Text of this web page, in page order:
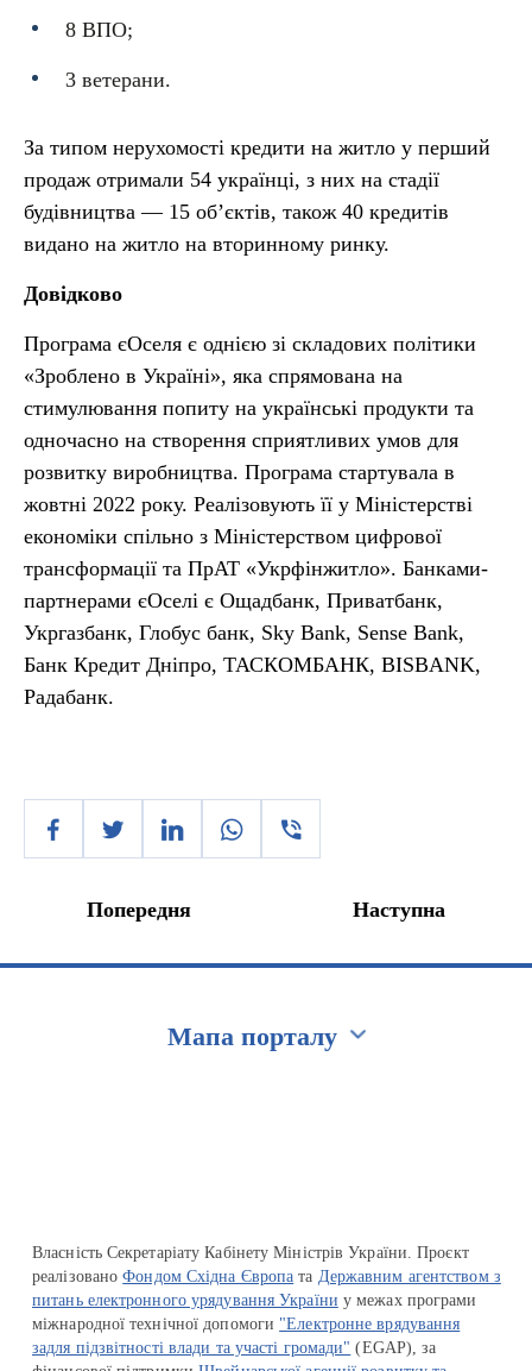
8 ВПО;
3 ветерани.
За типом нерухомості кредити на житло у перший
продаж отримали 54 українці, з них на стадії
будівництва — 15 об’єктів, також 40 кредитів
видано на житло на вторинному ринку.
Довідково
Програма єОселя є однією зі складових політики
«Зроблено в Україні», яка спрямована на
стимулювання попиту на українські продукти та
одночасно на створення сприятливих умов для
розвитку виробництва. Програма стартувала в
жовтні 2022 року. Реалізовують її у Міністерстві
економіки спільно з Міністерством цифрової
трансформації та ПрАТ «Укрфінжитло». Банками-
партнерами єОселі є Ощадбанк, Приватбанк,
Укргазбанк, Глобус банк, Sky Bank, Sense Bank,
Банк Кредит Дніпро, ТАСКОМБАНК, BISBANK,
Радабанк.
Попередня Наступна
Мапа порталу
Власність Секретаріату Кабінету Міністрів України. Проєкт
реалізованоФондом Східна Європа та Державним агентством з
питань електронного урядування України у межах програми
міжнародної технічної допомоги "Електронне врядування
задля підзвітності влади та участі громади" (EGAP), за